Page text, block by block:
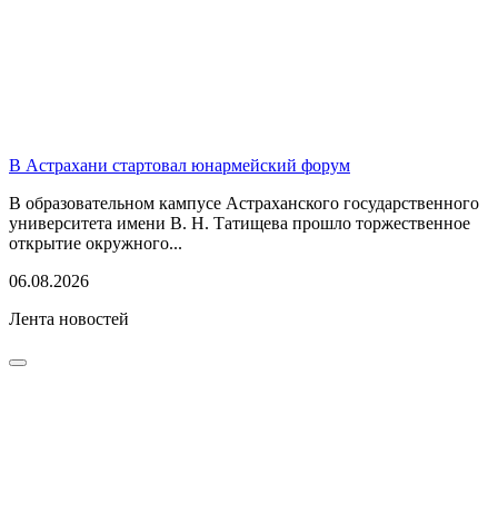
В Астрахани стартовал юнармейский форум
В образовательном кампусе Астраханского государственного
университета имени В. Н. Татищева прошло торжественное
открытие окружного...
06.08.2026
Лента новостей